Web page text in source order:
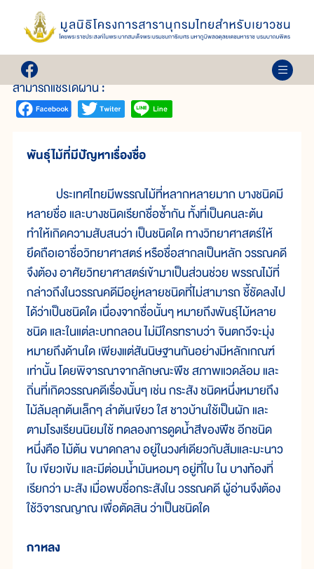
เล่ม 24
ไม้ในวรรณคดีไทย (ตอน ๒)
สามารถแชร์ได้ผ่าน :
พันธุ์ไม้ที่มีปัญหาเรื่องชื่อ
ประเทศไทยมีพรรณไม้ที่หลากหลายมาก บางชนิดมี
หลายชื่อ และบางชนิดเรียกชื่อซ้ำกัน ทั้งที่เป็นคนละต้น
ทำให้เกิดความสับสนว่า เป็นชนิดใด ทางวิทยาศาสตร์ให้
ยึดถือเอาชื่อวิทยาศาสตร์ หรือชื่อสากลเป็นหลัก วรรณคดี
จึงต้อง อาศัยวิทยาศาสตร์เข้ามาเป็นส่วนช่วย พรรณไม้ที่
กล่าวถึงในวรรณคดีมีอยู่หลายชนิดที่ไม่สามารถ ชี้ชัดลงไป
ได้ว่าเป็นชนิดใด เนื่องจากชื่อนั้นๆ หมายถึงพันธุ์ไม้หลาย
ชนิด และในแต่ละบทกลอน ไม่มีใครทราบว่า จินตกวีจะมุ่ง
หมายถึงด้านใด เพียงแต่สันนิษฐานกันอย่างมีหลักเกณฑ์
เท่านั้น โดยพิจารณาจากลักษณะพืช สภาพแวดล้อม และ
ถิ่นที่เกิดวรรณคดีเรื่องนั้นๆ เช่น กระสัง ชนิดหนึ่งหมายถึง
ไม้ล้มลุกต้นเล็กๆ ลำต้นเขียว ใส ชาวบ้านใช้เป็นผัก และ
ตามโรงเรียนนิยมใช้ ทดลองการดูดน้ำสีของพืช อีกชนิด
หนึ่งคือ ไม้ต้น ขนาดกลาง อยู่ในวงศ์เดียวกับส้มและมะนาว
ใบ เขียวเข้ม และมีต่อมน้ำมันหอมๆ อยู่ที่ใบ ใน บางท้องที่
เรียกว่า มะสัง เมื่อพบชื่อกระสังใน วรรณคดี ผู้อ่านจึงต้อง
ใช้วิจารณญาณ เพื่อตัดสิน ว่าเป็นชนิดใด
กาหลง